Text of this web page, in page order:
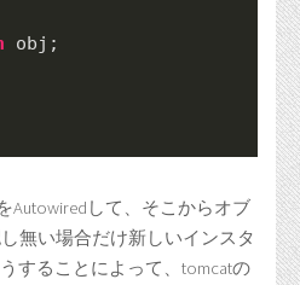
obj;
Autowiredして、そこからオブ
無い場合だけ新しいインスタ
することによって、tomcatの